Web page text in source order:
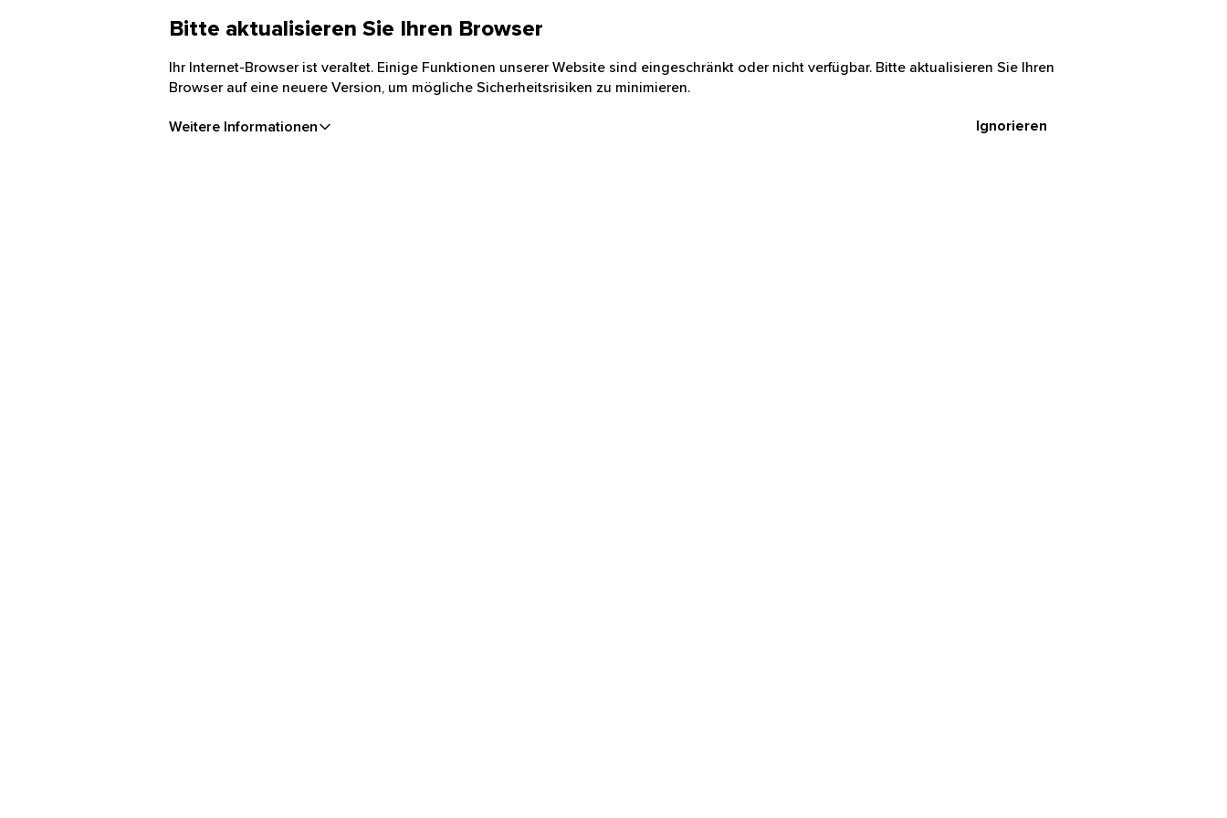
Bitte aktualisieren Sie Ihren Browser
Ihr Internet-Browser ist veraltet. Einige Funktionen unserer Website sind eingeschränkt oder nicht verfügbar. Bitte aktualisieren Sie Ihren
Browser auf eine neuere Version, um mögliche Sicherheitsrisiken zu minimieren.
Weitere Informationen Ignorieren